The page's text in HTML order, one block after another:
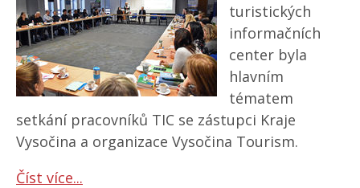
turistických
informačních
center byla
hlavním
tématem
setkání pracovníků TIC se zástupci Kraje
Vysočina a organizace Vysočina Tourism.
Číst více...